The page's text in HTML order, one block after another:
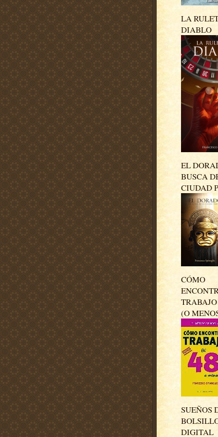
LA
DIABLO
EL
BUSCA
CIUDAD
CÓMO
(O
SUEÑOS
DIGITAL